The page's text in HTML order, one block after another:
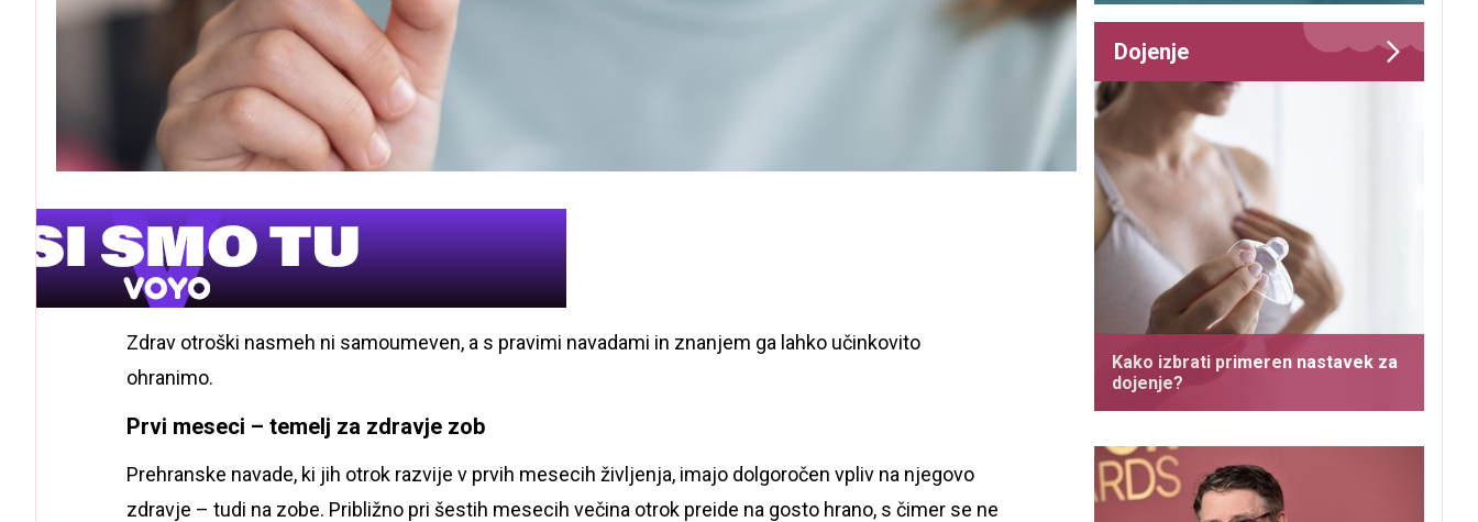
Zdrav otroški nasmeh ni samoumeven, a s pravimi navadami in znanjem ga lahko učinkovito
ohranimo.
Prvi meseci – temelj za zdravje zob
Prehranske navade, ki jih otrok razvije v prvih mesecih življenja, imajo dolgoročen vpliv na njegovo
zdravje – tudi na zobe. Približno pri šestih mesecih večina otrok preide na gosto hrano, s čimer se ne
Dojenje
Kako izbrati primeren nastavek za
dojenje?